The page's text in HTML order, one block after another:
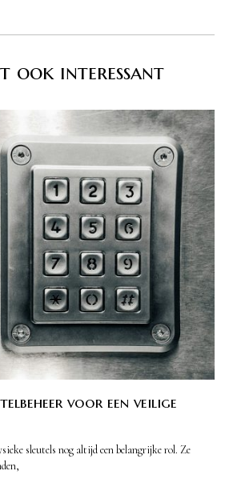
ook interessant
voor een veilige
sleutels nog altijd een belangrijke rol. Ze